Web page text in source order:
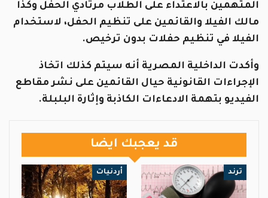
المتهمين بالاعتداء على الطلاب مرتادي الحفل وكذا
مالك الفيلا والقائمين على تنظيم الحفل، لاستخدام
الفيلا في تنظيم حفلات بدون ترخيص.
وأكدت الداخلية المصرية أنه سيتم كذلك اتخاذ
الإجراءات القانونية حيال القائمين على نشر مقاطع
الفيديو بتهمة الادعاءات الكاذبة وإثارة البلبلة.
قد يعجبك ايضا
ترند أردنيات